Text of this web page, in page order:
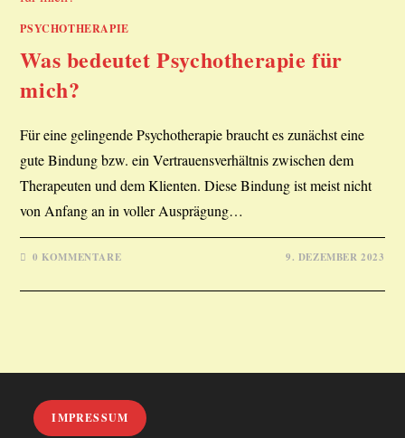
PSYCHOTHERAPIE
Was bedeutet Psychotherapie für
mich?
Für eine gelingende Psychotherapie braucht es zunächst eine
gute Bindung bzw. ein Vertrauensverhältnis zwischen dem
Therapeuten und dem Klienten. Diese Bindung ist meist nicht
von Anfang an in voller Ausprägung…
0 KOMMENTARE 9. DEZEMBER 2023
IMPRESSUM